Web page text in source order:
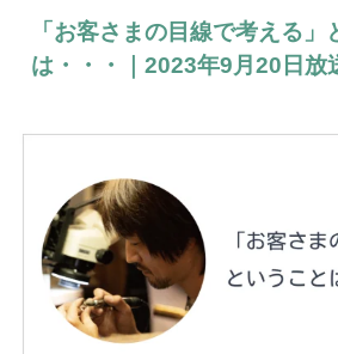
「お客さまの目線で考える」
は・・・｜2023年9月20日放